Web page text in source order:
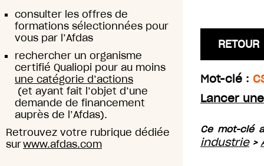
consulter les offres de
formations sélectionnées pour
vous par l’Afdas
rechercher un organisme
certifié Qualiopi pour au moins
une catégorie d’actions
(et ayant fait l’objet d’une
demande de financement
auprès de l’Afdas).
Retrouvez votre rubrique dédiée
surwww.afdas.com
RETOUR
Mot-clé :
Lancer
Ce mot-clé
industrie>